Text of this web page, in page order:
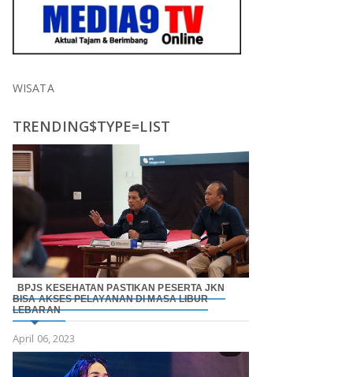
WISATA
TRENDING$TYPE=LIST
BPJS KESEHATAN PASTIKAN PESERTA JKN
BISA AKSES PELAYANAN DI MASA LIBUR
LEBARAN
April 06, 2023